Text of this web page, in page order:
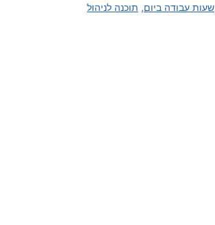
שעות עבודה ביום, תוכנה לניהול